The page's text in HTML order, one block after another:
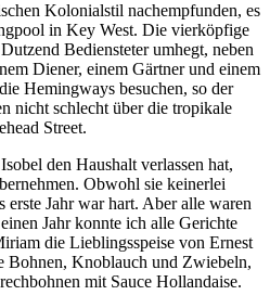
Kolonialstil nachempfunden, es
in Key West. Die vierköpfige
Bediensteter umhegt, neben
Diener, einem Gärtner und einem
Hemingways besuchen, so der
nicht schlecht über die tropikale
Street.
den Haushalt verlassen hat,
Obwohl sie keinerlei
Jahr war hart. Aber alle waren
Jahr konnte ich alle Gerichte
die Lieblingsspeise von Ernest
Bohnen, Knoblauch und Zwiebeln,
mit Sauce Hollandaise.